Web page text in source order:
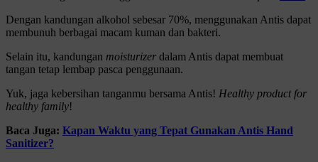
Dengan kandungan alkohol sebesar 70%, menggunakan Antis dapat
membunuh berbagai macam kuman dan bakteri.
Selain itu, kandungan moisturizer dalam Antis dapat membuat
tangan tetap lembap pasca penggunaan.
Yuk, jaga kebersihan tanganmu bersama Antis! Healthy product for
healthy family!
Baca Juga: Kapan Waktu yang Tepat Gunakan Antis Hand
Sanitizer?